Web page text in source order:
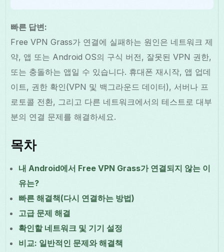
빠른 답변:
Free VPN Grass가 연결에 실패하는 원인은 네트워크 제
약, 앱 또는 Android OS의 구식 버전, 잘못된 VPN 권한,
또는 충돌하는 앱일 수 있습니다. 휴대폰 재시작, 앱 업데
이트, 권한 확인(VPN 및 백그라운드 데이터), 서버나 프
로토콜 전환, 그리고 다른 네트워크에서의 테스트로 대부
분의 연결 문제를 해결하세요.
목차
내 Android에서 Free VPN Grass가 연결되지 않는 이
유는?
빠른 해결책(다시 연결하는 방법)
고급 문제 해결
확인할 네트워크 및 기기 설정
비교: 일반적인 문제와 해결책